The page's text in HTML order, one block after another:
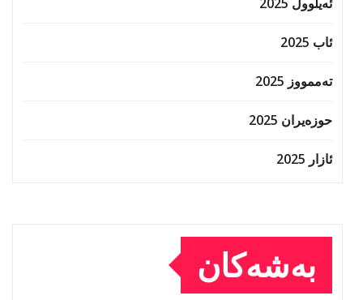
ئاب 2025
تەممووز 2025
حوزه‌یران 2025
ئازار 2025
بەشەکان